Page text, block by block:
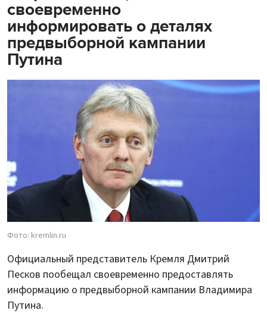
своевременно
информировать о деталях
предвыборной кампании
Путина
Фото: kremlin.ru
Официальный представитель Кремля Дмитрий
Песков пообещал своевременно предоставлять
информацию о предвыборной кампании Владимира
Путина.